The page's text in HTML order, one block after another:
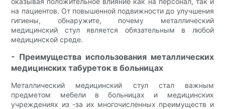
на пациентов. От повышенной подвижности до улучшения
гигиены, обнаружите, почему металлический
медицинский стул является обязательным в любой
медицинской среде.
- Преимущества использования металлических
медицинских табуреток в больницах
Металлический медицинский стул стал важным
предметом мебели в больницах и медицинских
учреждениях из -за их многочисленных преимуществ и